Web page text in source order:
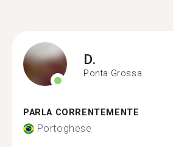
D.
Ponta Grossa
PARLA CORRENTEMENTE
Portoghese